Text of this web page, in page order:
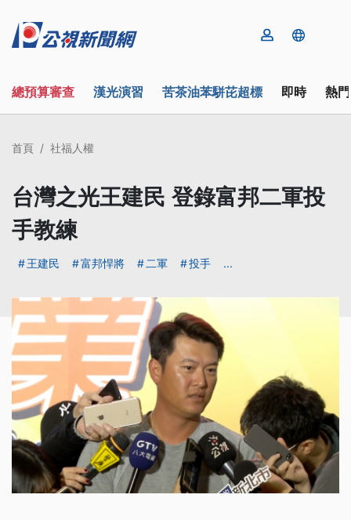
總預算審查 漢光演習 苦茶油苯駢芘超標 即時 熱
首頁 社福人權
台灣之光王建民 登錄富邦二軍投
手教練
王建民 富邦悍將 二軍 投手 ...